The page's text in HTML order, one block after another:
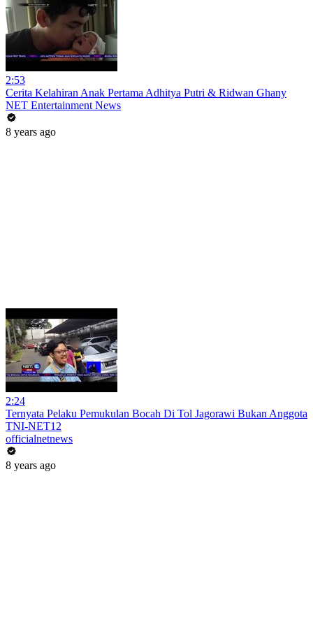
2:53
Cerita Kelahiran Anak Pertama Adhitya Putri & Ridwan Ghany
NET Entertainment News
8 years ago
2:24
Ternyata Pelaku Pemukulan Bocah Di Tol Jagorawi Bukan Anggota
TNI-NET12
officialnetnews
8 years ago